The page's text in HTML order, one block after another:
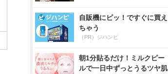
自販機にピッ！ですぐに買え
ちゃう
（PR）ジハンピ
朝1分貼るだけ！ミルクピー
ルで一日中ずっとうるツヤ肌